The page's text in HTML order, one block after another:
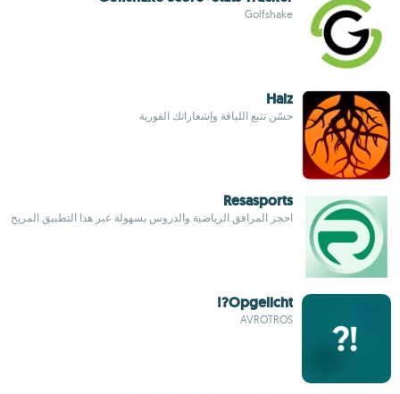
Golfshake
Haiz
حسّن تتبع اللياقة وإشعاراتك الفورية
Resasports
احجز المرافق الرياضية والدروس بسهولة عبر هذا التطبيق المريح
Opgelicht?!
AVROTROS